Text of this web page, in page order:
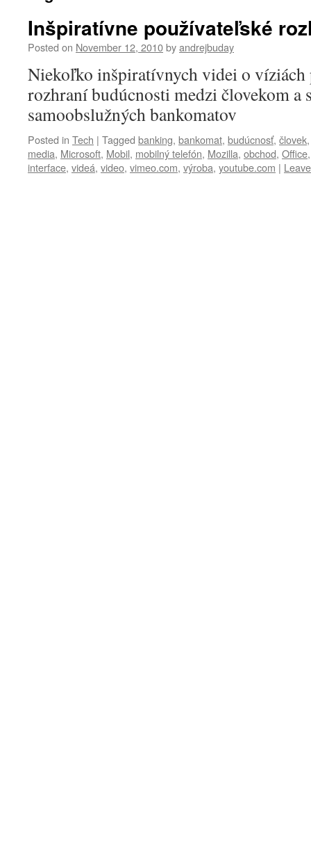
Inšpiratívne používateľské
Posted on November 12, 2010byandrejbuday
Niekoľko inšpiratívnych videi o víziách
rozhraní budúcnosti medzi človekom a
samoobslužných bankomatov
Posted in Tech | Tagged banking, bankomat, budúcnosť, človek
media, Microsoft, Mobil, mobilný telefón, Mozilla, obchod, Office
interface, videá, video, vimeo.com, výroba, youtube.com |